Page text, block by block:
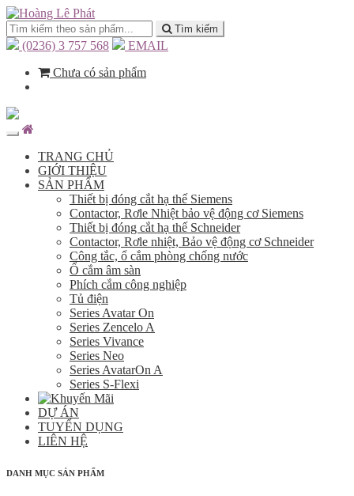
Tìm kiếm
(0236) 3 757 568
EMAIL
Chưa có sản phẩm
TRANG CHỦ
GIỚI THIỆU
SẢN PHẨM
Thiết bị đóng cắt hạ thế Siemens
Contactor, Rơle Nhiệt bảo vệ động cơ Siemens
Thiết bị đóng cắt hạ thế Schneider
Contactor, Rơle nhiệt, Bảo vệ động cơ Schneider
Công tắc, ổ cắm phòng chống nước
Ổ cắm âm sàn
Phích cắm công nghiệp
Tủ điện
Series Avatar On
Series Zencelo A
Series Vivance
Series Neo
Series AvatarOn A
Series S-Flexi
DỰ ÁN
TUYỂN DỤNG
LIÊN HỆ
DANH MỤC SẢN PHẨM